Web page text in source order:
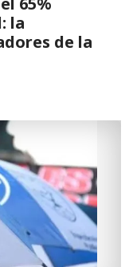
la
de la